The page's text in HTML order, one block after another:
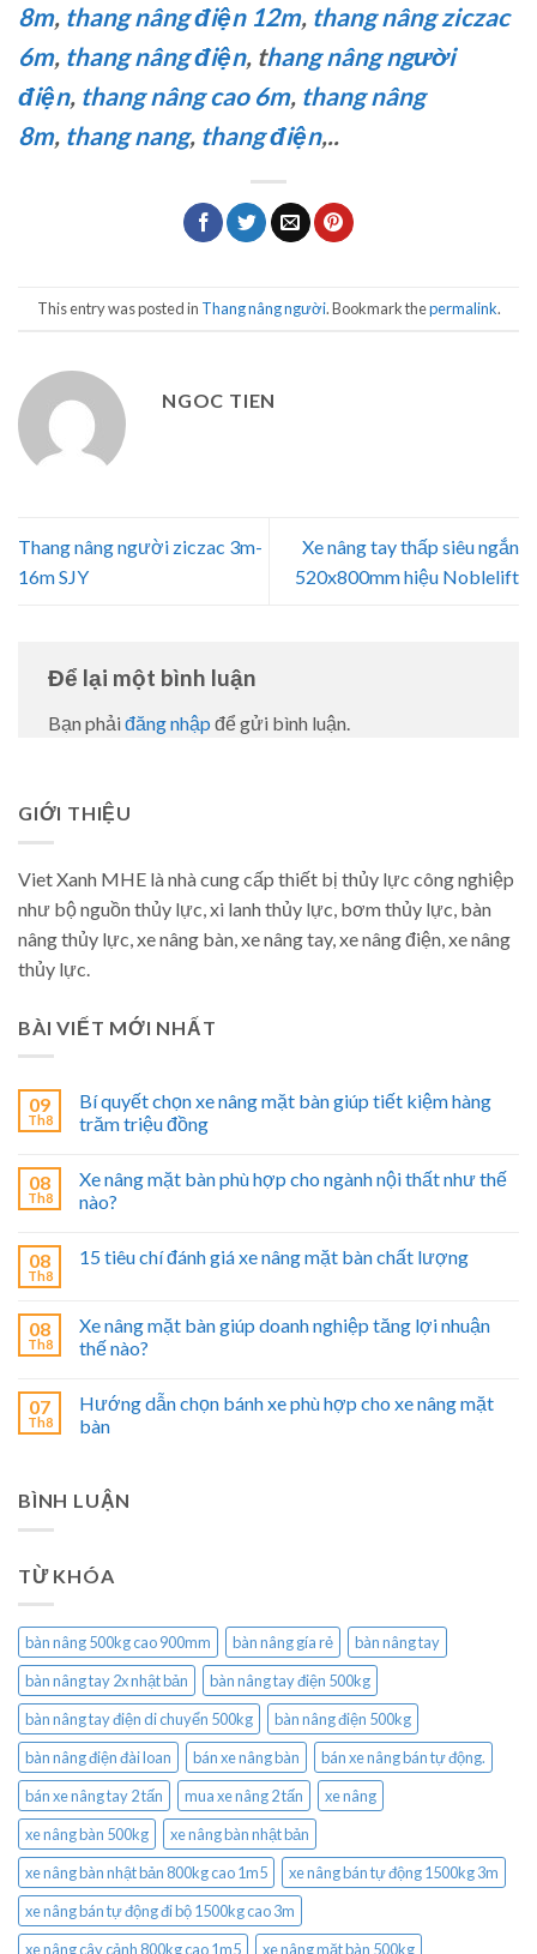
8m, thang nâng điện 12m, thang nâng ziczac
6m, thang nâng điện, thang nâng người
điện, thang nâng cao 6m, thang nâng
8m, thang nang, thang điện,..
This entry was posted in Thang nâng người. Bookmark thepermalink.
NGOC TIEN
Thang nâng người ziczac 3m-
16m SJY
Xe nâng tay thấp siêu ngắn
520x800mm hiệu Noblelift
Để lại một bình luận
Bạn phải đăng nhập để gửi bình luận.
GIỚI THIỆU
Viet Xanh MHE là nhà cung cấp thiết bị thủy lực công nghiệp
như bộ nguồn thủy lực, xi lanh thủy lực, bơm thủy lực, bàn
nâng thủy lực, xe nâng bàn, xe nâng tay, xe nâng điện, xe nâng
thủy lực.
BÀI VIẾT MỚI NHẤT
09
Th8
Bí quyết chọn xe nâng mặt bàn giúp tiết kiệm hàng
trăm triệu đồng
08
Th8
Xe nâng mặt bàn phù hợp cho ngành nội thất như thế
nào?
08
Th8
15 tiêu chí đánh giá xe nâng mặt bàn chất lượng
08
Th8
Xe nâng mặt bàn giúp doanh nghiệp tăng lợi nhuận
thế nào?
07
Th8
Hướng dẫn chọn bánh xe phù hợp cho xe nâng mặt
bàn
BÌNH LUẬN
TỪ KHÓA
bàn nâng 500kg cao 900mm bàn nâng gía rẻ
bàn nâng tay
bàn nâng tay 2x nhật bản
bàn nâng tay điện 500kg
bàn nâng tay điện di chuyển 500kg
bàn nâng điện 500kg
bàn nâng điện đài loan
bán xe nâng bàn
bán xe nâng bán tự động.
bán xe nâng tay 2 tấn
mua xe nâng 2 tấn
xe nâng
xe nâng bàn 500kg
xe nâng bàn nhật bản
xe nâng bàn nhật bản 800kg cao 1m5
xe nâng bán tự động 1500kg 3m
xe nâng bán tự động đi bộ 1500kg cao 3m
xe nâng cây cảnh 800kg cao 1m5
xe nâng mặt bàn 500kg